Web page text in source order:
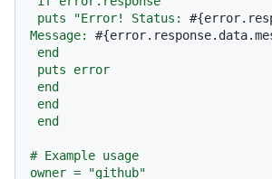
puts "Error! Status:
Message:
# Example usage
owner = "github"